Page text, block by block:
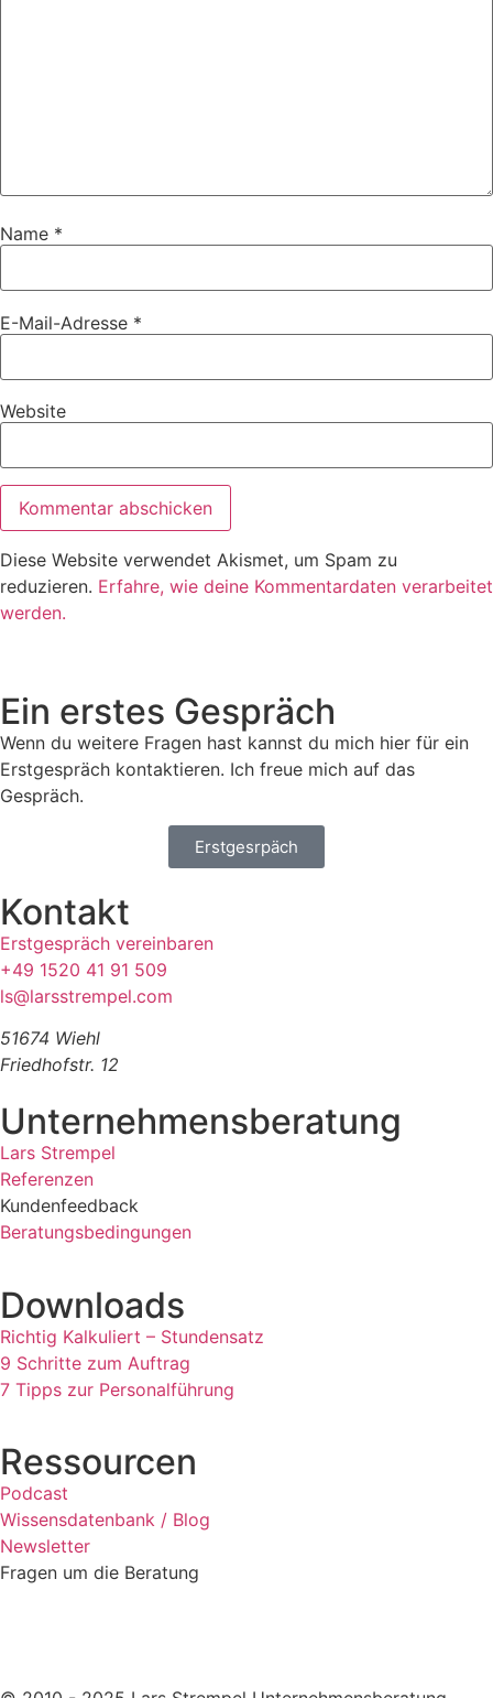
Name *
E-Mail-Adresse *
Website
Diese Website verwendet Akismet, um Spam zu
reduzieren. Erfahre, wie deine Kommentardaten verarbeitet
werden.
Ein erstes Gespräch
Wenn du weitere Fragen hast kannst du mich hier für ein
Erstgespräch kontaktieren. Ich freue mich auf das
Gespräch.
Erstgesrpäch
Kontakt
Erstgespräch vereinbaren
+49 1520 41 91 509
ls@larsstrempel.com
51674 Wiehl
Friedhofstr. 12
Unternehmensberatung
Lars Strempel
Referenzen
Kundenfeedback
Beratungsbedingungen
Downloads
Richtig Kalkuliert – Stundensatz
9 Schritte zum Auftrag
7 Tipps zur Personalführung
Ressourcen
Podcast
Wissensdatenbank / Blog
Newsletter
Fragen um die Beratung